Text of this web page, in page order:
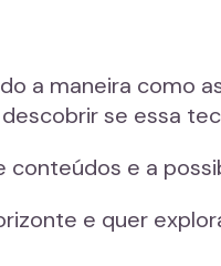
a maneira como
se essa
conteúdos e a
e quer